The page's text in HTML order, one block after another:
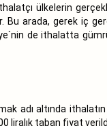
ülkelerin
Bu arada, gerek iç
de ithalatta
adı altında ithalatın
liralık taban fiyat